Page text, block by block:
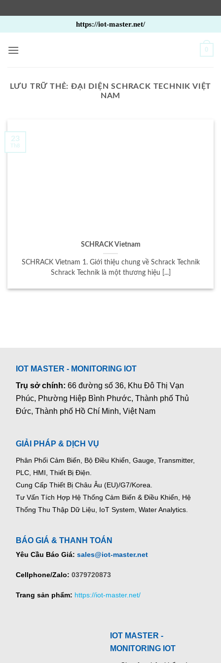
qua
nội
https://iot-master.net/
0
LƯU TRỮ THẺ:ĐẠI DIỆN SCHRACK TECHNIK VIỆT
NAM
SCHRACK Vietnam
SCHRACK Vietnam 1. Giới thiệu chung về Schrack Technik
Schrack Technik là một thương hiệu [...]
23
Th8
IOT MASTER - MONITORING IOT
Trụ sở chính:66 đường số 36, Khu Đô Thị Vạn
Phúc, Phường Hiệp Bình Phước, Thành phố Thủ
Đức, Thành phố Hồ Chí Minh, Việt Nam
GIẢI PHÁP & DỊCH VỤ
Phân Phối Cảm Biến, Bộ Điều Khiển, Gauge, Transmitter,
PLC, HMI, Thiết Bị Điện.
Cung Cấp Thiết Bị Châu Âu (EU)/G7/Korea.
Tư Vấn Tích Hợp Hệ Thống Cảm Biến & Điều Khiển, Hệ
Thống Thu Thập Dữ Liệu, IoT System, Water Analytics.
BÁO GIÁ & THANH TOÁN
Yêu Cầu Báo Giá: sales@iot-master.net
Cellphone/Zalo: 0379720873
Trang sản phẩm: https://iot-master.net/
IOT MASTER -
MONITORING IOT